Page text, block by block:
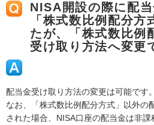
NISA開設の際に配
「株式数比例配分方
たが、「株式数比例
受け取り方法へ変更
配当金受け取り方法の変更は可能です。
なお、「株式数比例配分方式」以外の
された場合、NISA口座の配当金は非